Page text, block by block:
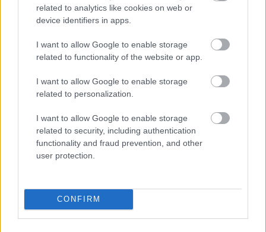
related to analytics like cookies on web or
device identifiers in apps.
I want to allow Google to enable storage
related to functionality of the website or app.
I want to allow Google to enable storage
related to personalization.
I want to allow Google to enable storage
related to security, including authentication
functionality and fraud prevention, and other
user protection.
CONFIRM
Volvo: Εγγύηση κατά της... αλλεργίας Τα
PODCASTS